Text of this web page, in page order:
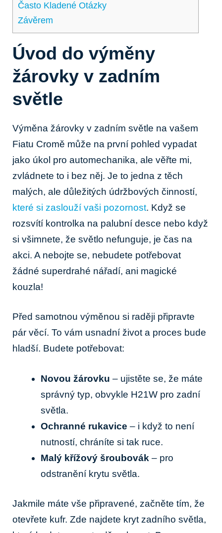
Často Kladené ⁤Otázky
Závěrem
Úvod do ‌výměny
žárovky ‍v zadním
světle
Výměna žárovky ⁣v zadním světle na vašem
Fiatu Cromě může na první pohled vypadat
jako úkol pro automechanika, ale ⁣věřte mi,
zvládnete to i bez něj. Je to jedna​ z​ těch
malých, ‌ale důležitých údržbových⁢ činností,
které si zaslouží vaši pozornost. Když se
rozsvítí kontrolka na palubní⁣ desce nebo když
si všimnete, ‌že světlo nefunguje, je čas na
akci. A nebojte se, nebudete potřebovat
žádné superdrahé nářadí, ani magické
kouzla!
Před samotnou výměnou si raději připravte
pár věcí. To vám ‍usnadní život a proces bude
hladší. Budete potřebovat:
Novou žárovku – ujistěte se, že máte
správný typ, obvykle H21W pro zadní
světla.
Ochranné rukavice – i když ⁢to není
nutností, chráníte si tak ruce.
Malý křížový šroubovák – pro
odstranění krytu světla.
Jakmile máte vše připravené, začněte tím, že
otevřete kufr. Zde‍ najdete kryt zadního světla,